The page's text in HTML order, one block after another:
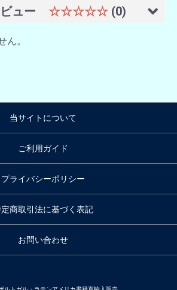
ュー ☆☆☆☆☆ (0)
ん。
当サイトについて
ご利用ガイド
プライバシーポリシー
商取引法に基づく表記
お問い合わせ